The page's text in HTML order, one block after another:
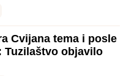
Cvijana tema i posle
Tuzilaštvo objavilo